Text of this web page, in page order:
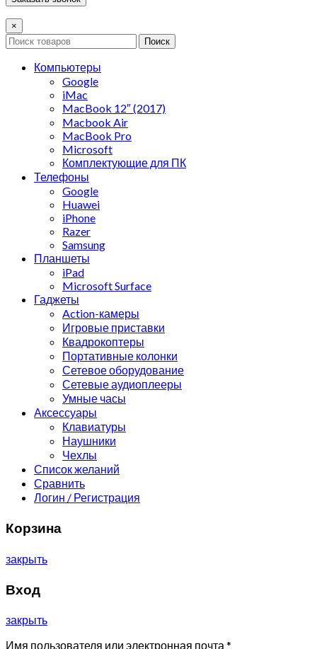
×
Поиск
Компьютеры
Google
iMac
MacBook 12″ (2017)
Macbook Air
MacBook Pro
Microsoft
Комплектующие для ПК
Телефоны
Google
Huawei
iPhone
Razer
Samsung
Планшеты
iPad
Microsoft Surface
Гаджеты
Action-камеры
Игровые приставки
Квадрокоптеры
Портативные колонки
Сетевое оборудование
Сетевые аудиоплееры
Умные часы
Аксессуары
Клавиатуры
Наушники
Чехлы
Список желаний
Сравнить
Логин / Регистрация
Корзина
закрыть
Вход
закрыть
Имя пользователя или электронная почта *